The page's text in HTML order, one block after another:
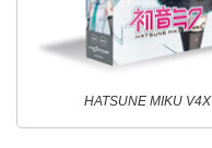
HATSUNE MIKU V4X